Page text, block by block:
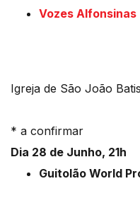
Vozes Alfonsinas
Igreja de São João
* a confirmar
Dia 28 de Junho, 21h
Guitolão World